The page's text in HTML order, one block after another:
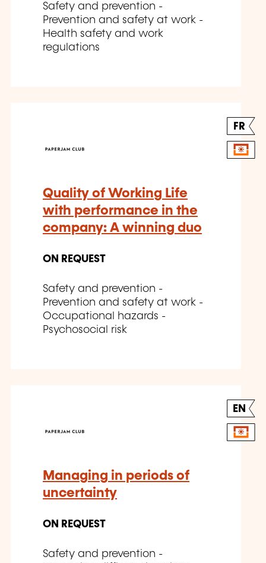
Safety and prevention -
Prevention and safety at work -
Health safety and work
regulations
FR
Quality of Working Life
with performance in the
company: A winning duo
ON REQUEST
Safety and prevention -
Prevention and safety at work -
Occupational hazards -
Psychosocial risk
EN
Managing in periods of
uncertainty
ON REQUEST
Safety and prevention -